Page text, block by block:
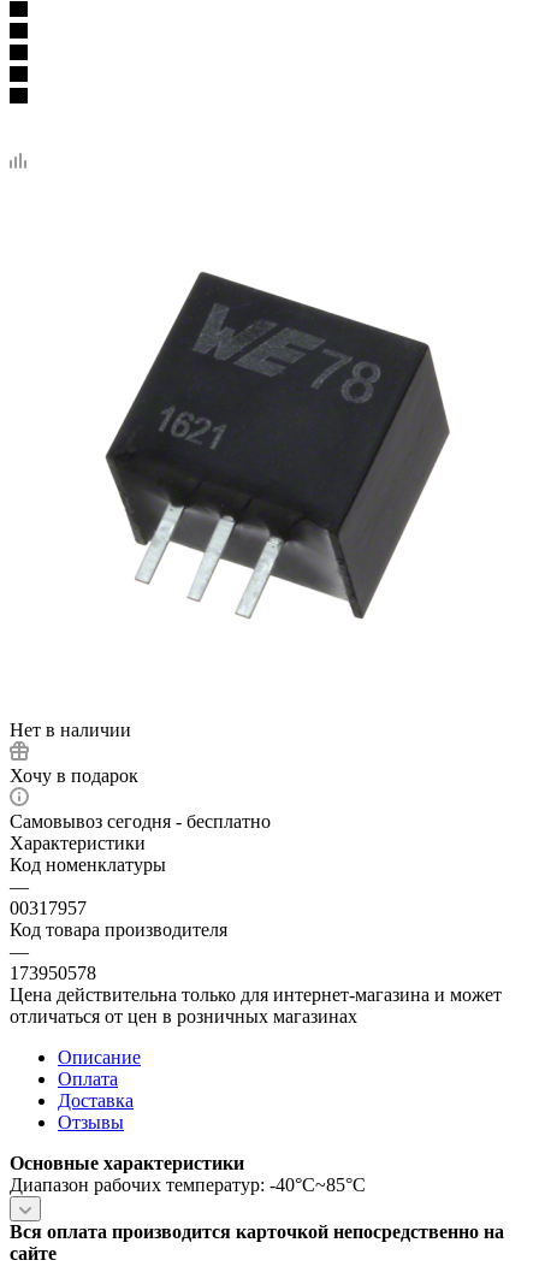
Нет в наличии
Хочу в подарок
Самовывоз сегодня - бесплатно
Характеристики
Код номенклатуры
—
00317957
Код товара производителя
—
173950578
Цена действительна только для интернет-магазина и может
отличаться от цен в розничных магазинах
Описание
Оплата
Доставка
Отзывы
Основные характеристики
Диапазон рабочих температур: -40°C~85°C
Вся оплата производится карточкой непосредственно на
сайте